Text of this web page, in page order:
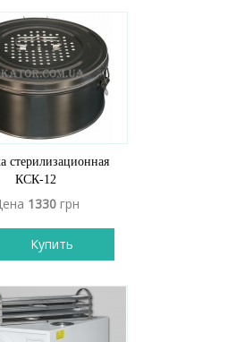
стерилизационная
КСК-12
1330грн
Купить